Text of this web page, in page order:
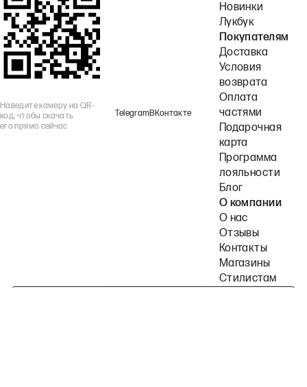
Наведите камеру на QR-
код, чтобы скачать
его прямо сейчас
TelegramВКонтакте
Новинки
Лукбук
Покупателям
Доставка
Условия
возврата
Оплата
частями
Подарочная
карта
Программа
лояльности
Блог
О компании
О нас
Отзывы
Контакты
Магазины
Стилистам